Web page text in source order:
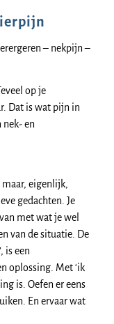
– nekpijn –
op je
Dat is wat pijn in
nek- en
eigenlijk,
gedachten. Je
met wat je wel
van de situatie. De
is een
oplossing. Met ‘ik
is. Oefen er eens
En ervaar wat